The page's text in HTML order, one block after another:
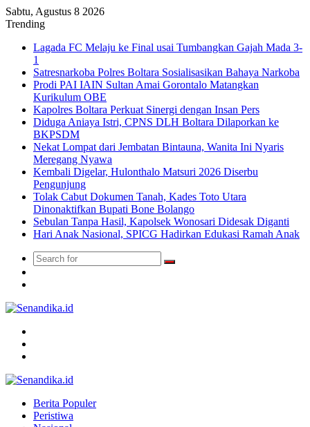
Sabtu, Agustus 8 2026
Trending
Lagada FC Melaju ke Final usai Tumbangkan Gajah Mada 3-
1
Satresnarkoba Polres Boltara Sosialisasikan Bahaya Narkoba
Prodi PAI IAIN Sultan Amai Gorontalo Matangkan
Kurikulum OBE
Kapolres Boltara Perkuat Sinergi dengan Insan Pers
Diduga Aniaya Istri, CPNS DLH Boltara Dilaporkan ke
BKPSDM
Nekat Lompat dari Jembatan Bintauna, Wanita Ini Nyaris
Meregang Nyawa
Kembali Digelar, Hulonthalo Matsuri 2026 Diserbu
Pengunjung
Tolak Cabut Dokumen Tanah, Kades Toto Utara
Dinonaktifkan Bupati Bone Bolango
Sebulan Tanpa Hasil, Kapolsek Wonosari Didesak Diganti
Hari Anak Nasional, SPICG Hadirkan Edukasi Ramah Anak
Search
Berita Populer
Peristiwa